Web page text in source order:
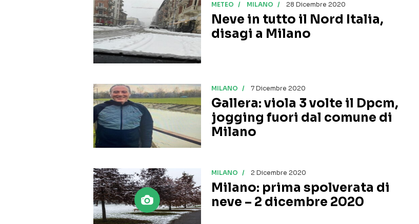
METEO MILANO 28 Dicembre 2020
Neve in tutto il Nord Italia,
disagi a Milano
MILANO 7 Dicembre 2020
Gallera: viola 3 volte il Dpcm,
jogging fuori dal comune di
Milano
MILANO 2 Dicembre 2020
Milano: prima spolverata di
neve – 2 dicembre 2020